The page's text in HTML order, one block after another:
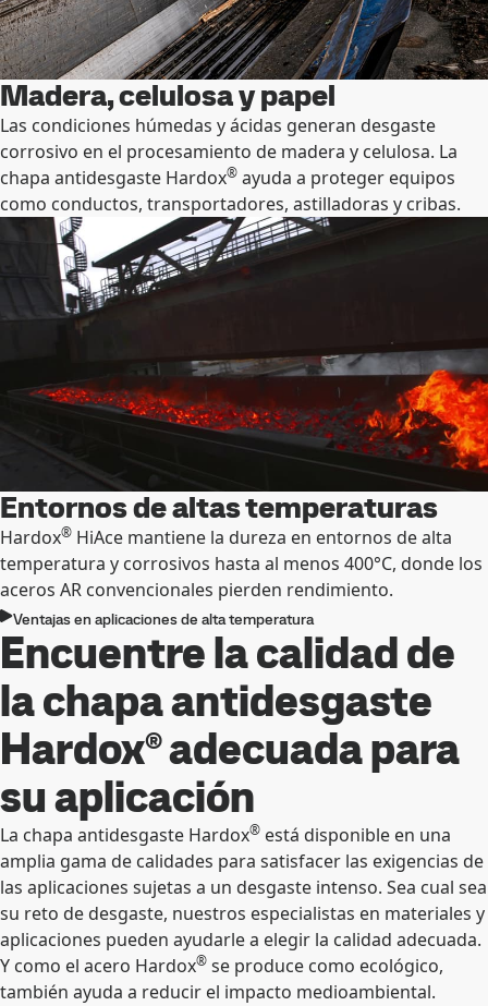
Madera, celulosa y papel
Las condiciones húmedas y ácidas generan desgaste
corrosivo en el procesamiento de madera y celulosa. La
chapa antidesgaste Hardox® ayuda a proteger equipos
como conductos, transportadores, astilladoras y cribas.
Entornos de altas temperaturas
Hardox® HiAce mantiene la dureza en entornos de alta
temperatura y corrosivos hasta al menos 400°C, donde los
aceros AR convencionales pierden rendimiento.
Ventajas en aplicaciones de alta temperatura
Encuentre la calidad de
la chapa antidesgaste
Hardox® adecuada para
su aplicación
La chapa antidesgaste Hardox® está disponible en una
amplia gama de calidades para satisfacer las exigencias de
las aplicaciones sujetas a un desgaste intenso. Sea cual sea
su reto de desgaste, nuestros especialistas en materiales y
aplicaciones pueden ayudarle a elegir la calidad adecuada.
Y como el acero Hardox® se produce como ecológico,
también ayuda a reducir el impacto medioambiental.